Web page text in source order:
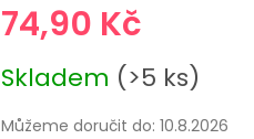
74,90 Kč
cena:
Skladem (>5 ks)
Můžeme doručit do: 10.8.2026